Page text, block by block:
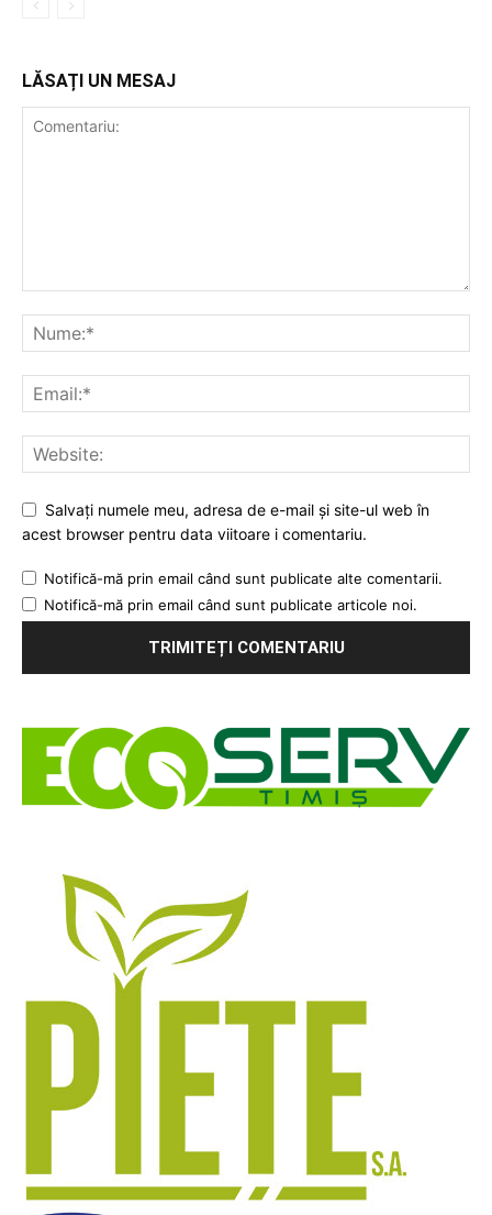
LĂSAȚI UN MESAJ
Salvați numele meu, adresa de e-mail și site-ul web în
acest browser pentru data viitoare i comentariu.
Notifică-mă prin email când sunt publicate alte comentarii.
Notifică-mă prin email când sunt publicate articole noi.